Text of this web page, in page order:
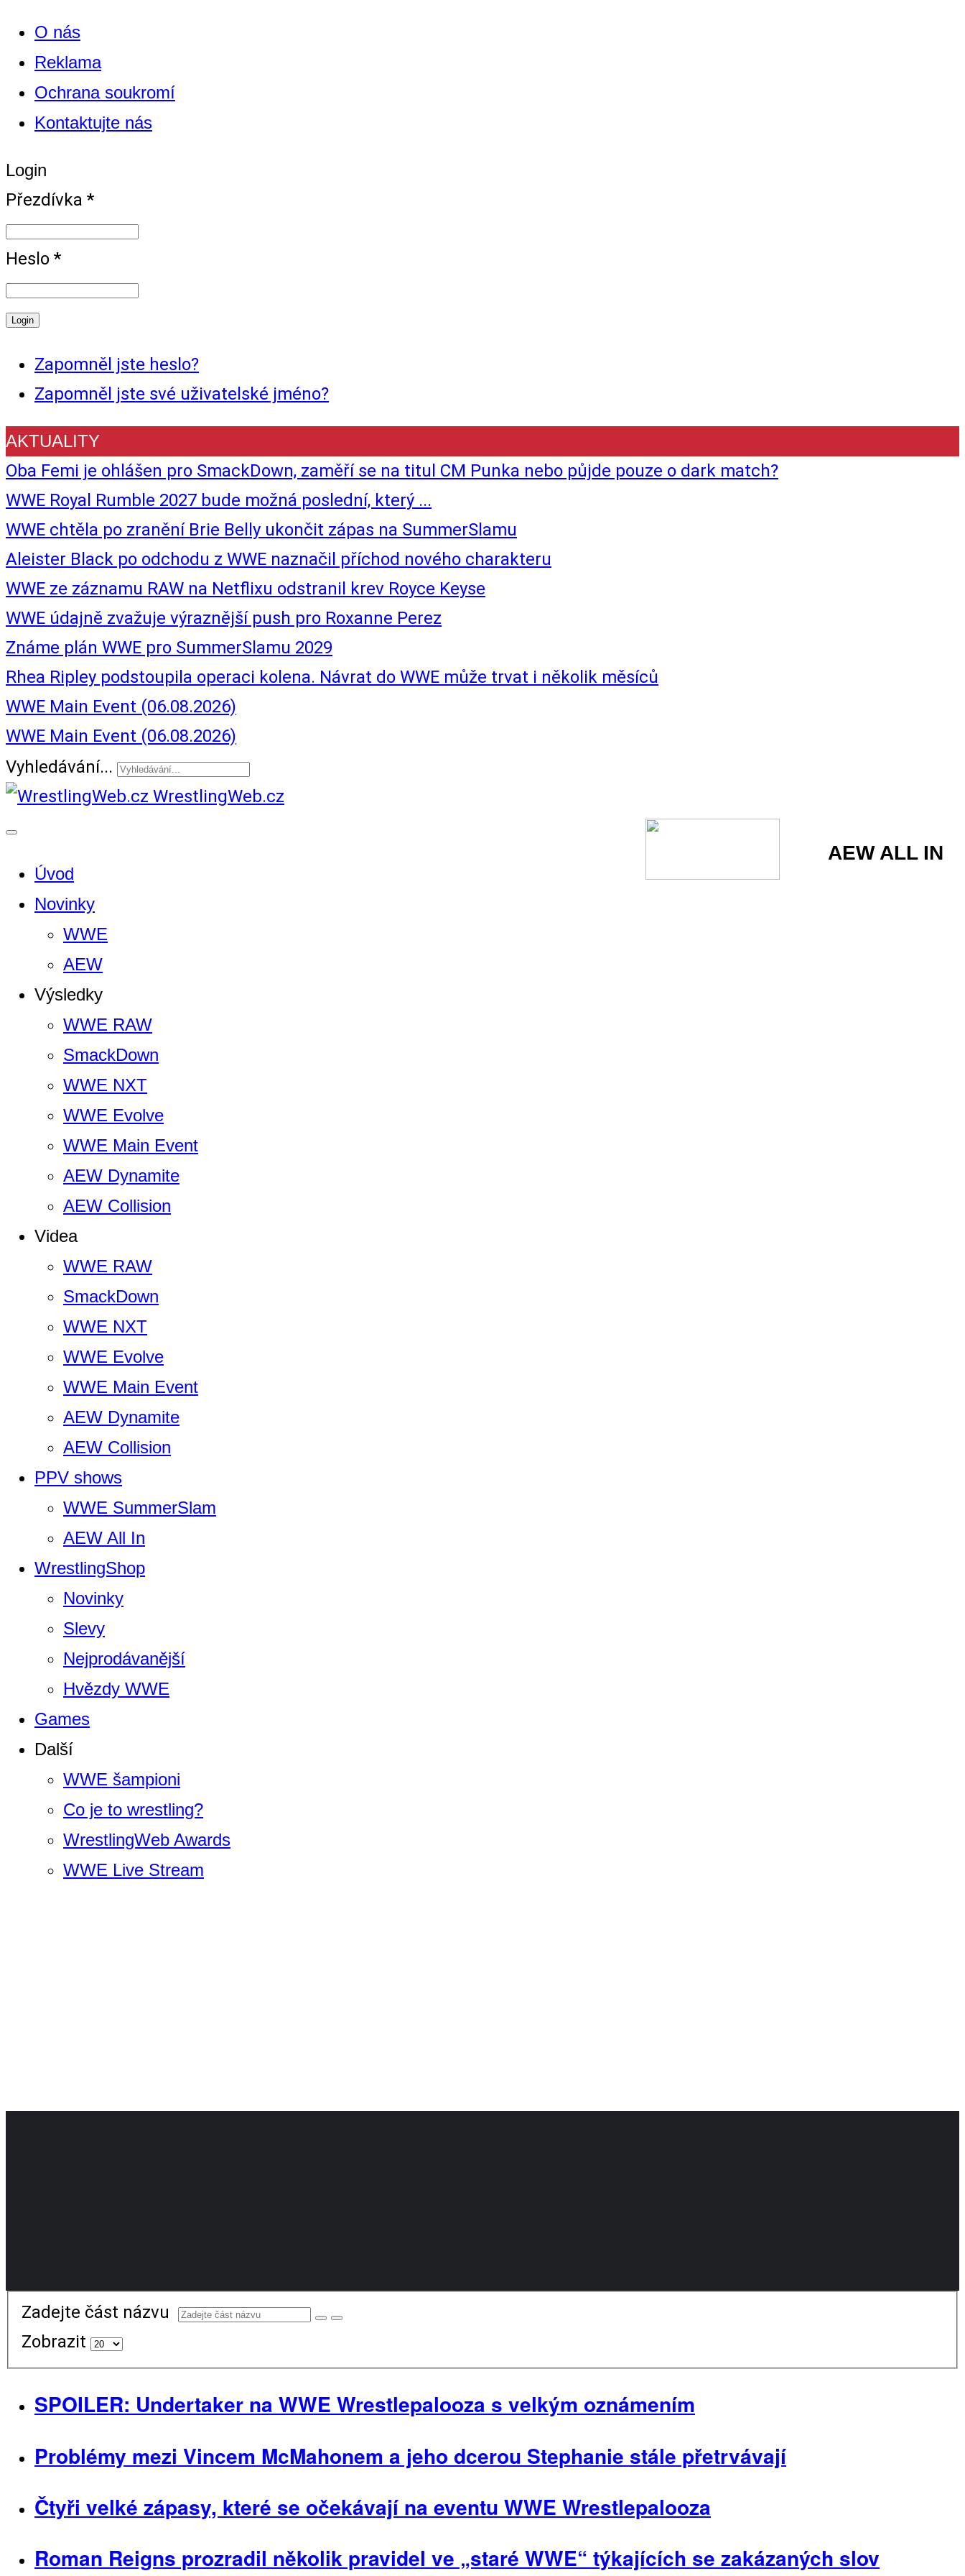
O nás
Reklama
Ochrana soukromí
Kontaktujte nás
Login
Přezdívka *
Heslo *
Zapomněl jste heslo?
Zapomněl jste své uživatelské jméno?
AKTUALITY
Oba Femi je ohlášen pro SmackDown, zaměří se na titul CM Punka nebo půjde pouze o dark match?
WWE Royal Rumble 2027 bude možná poslední, který ...
WWE chtěla po zranění Brie Belly ukončit zápas na SummerSlamu
Aleister Black po odchodu z WWE naznačil příchod nového charakteru
WWE ze záznamu RAW na Netflixu odstranil krev Royce Keyse
WWE údajně zvažuje výraznější push pro Roxanne Perez
Známe plán WWE pro SummerSlamu 2029
Rhea Ripley podstoupila operaci kolena. Návrat do WWE může trvat i několik měsíců
WWE Main Event (06.08.2026)
WWE Main Event (06.08.2026)
Vyhledávání...
WrestlingWeb.cz
AEW ALL IN
Úvod
Novinky
WWE
AEW
Výsledky
WWE RAW
SmackDown
WWE NXT
WWE Evolve
WWE Main Event
AEW Dynamite
AEW Collision
Videa
WWE RAW
SmackDown
WWE NXT
WWE Evolve
WWE Main Event
AEW Dynamite
AEW Collision
PPV shows
WWE SummerSlam
AEW All In
WrestlingShop
Novinky
Slevy
Nejprodávanější
Hvězdy WWE
Games
Další
WWE šampioni
Co je to wrestling?
WrestlingWeb Awards
WWE Live Stream
Zadejte část názvu
Zobrazit
SPOILER: Undertaker na WWE Wrestlepalooza s velkým oznámením
Problémy mezi Vincem McMahonem a jeho dcerou Stephanie stále přetrvávají
Čtyři velké zápasy, které se očekávají na eventu WWE Wrestlepalooza
Roman Reigns prozradil několik pravidel ve „staré WWE“ týkajících se zakázaných slov